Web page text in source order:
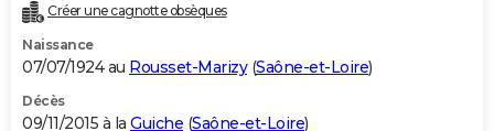
Créer une cagnotte obsèques
Naissance
07/07/1924 au Rousset-Marizy(Saône-et-Loire)
Décès
09/11/2015 à la Guiche (Saône-et-Loire)